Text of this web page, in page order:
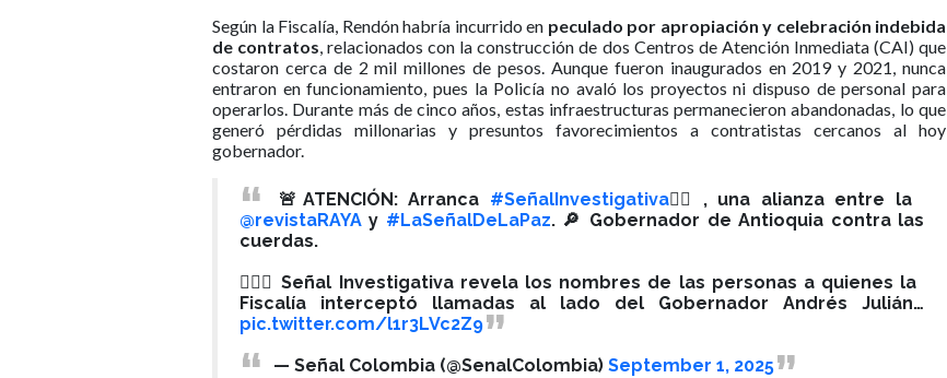
Según la Fiscalía, Rendón habría incurrido en peculado por apropiación y celebración indebida
de contratos, relacionados con la construcción de dos Centros de Atención Inmediata (CAI) que
costaron cerca de 2 mil millones de pesos. Aunque fueron inaugurados en 2019 y 2021, nunca
entraron en funcionamiento, pues la Policía no avaló los proyectos ni dispuso de personal para
operarlos. Durante más de cinco años, estas infraestructuras permanecieron abandonadas, lo que
generó pérdidas millonarias y presuntos favorecimientos a contratistas cercanos al hoy
gobernador.
🚨ATENCIÓN: Arranca #SeñalInvestigativa🕵️‍♂️, una alianza entre la
@revistaRAYA y #LaSeñalDeLaPaz. 🔎 Gobernador de Antioquia contra las
cuerdas.
🕵🏻‍♂️ Señal Investigativa revela los nombres de las personas a quienes la
Fiscalía interceptó llamadas al lado del Gobernador Andrés Julián…
pic.twitter.com/l1r3LVc2Z9
— Señal Colombia (@SenalColombia) September 1, 2025